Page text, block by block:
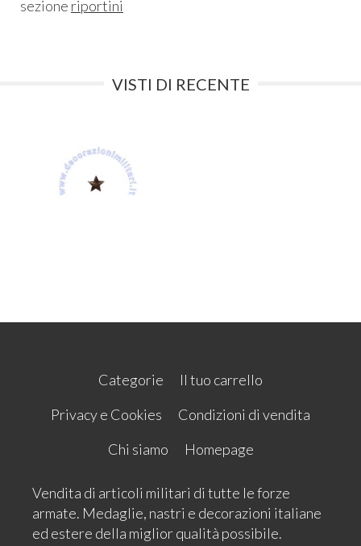
sezione riportini
VISTI DI RECENTE
Categorie
Il tuo carrello
Privacy e Cookies
Condizioni di vendita
Chi siamo
Homepage
Vendita di articoli militari di tutte le forze
armate. Medaglie, nastri e decorazioni italiane
ed estere della miglior qualità possibile.